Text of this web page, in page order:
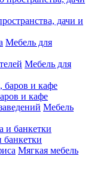
дачи и
Мебель для
Мебель для
и кафе
Мебель
Мягкая мебель